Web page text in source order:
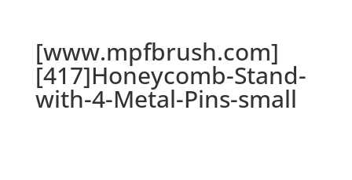
[www.mpfbrush.com]
[417]Honeycomb-Stand-
with-4-Metal-Pins-small